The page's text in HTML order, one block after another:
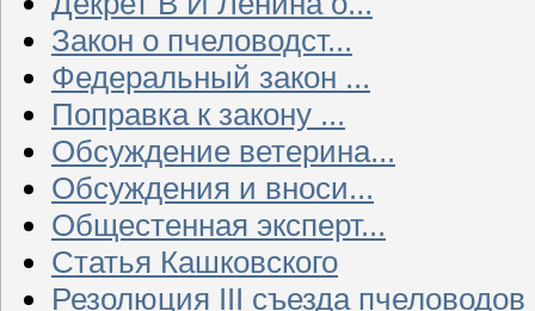
Закон о пчеловодст...
Федеральный закон ...
Поправка к закону ...
Обсуждение ветерина...
Обсуждения и вноси...
Общестенная эксперт...
Статья Кашковского
Резолюция III съезда